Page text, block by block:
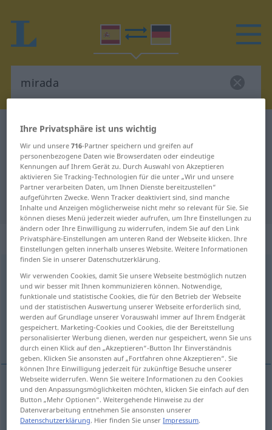
Spanisch-Deutsch Wörterbuch
Spanisch-Deutsch Übersetzung für
"mirada"
"mirada" Deutsch Übersetzung
„mirada“: femenino
mirada [miˈraða] f
Übersicht aller Übersetzungen
(Für mehr Details die Übersetzung anklicken/antippen)
Blick
Blickm mirada
Ihre Privatsphäre ist uns wichtig
Wir und unsere716-Partner speichern und greifen auf
personenbezogene Daten wie Browserdaten oder eindeutige
Kennungen auf Ihrem Gerät zu. Durch Auswahl von Akzeptieren
aktivieren Sie Tracking-Technologien für die unter „Wir und unsere
Partner verarbeiten Daten, um Ihnen Dienste bereitzustellen“
aufgeführten Zwecke. Wenn Tracker deaktiviert sind, sind manche
Inhalte und Anzeigen möglicherweise nicht mehr so relevant für Sie. Sie
können dieses Menü jederzeit wieder aufrufen, um Ihre Einstellungen zu
ändern oder Ihre Einwilligung zu widerrufen, indem Sie auf den Link
Privatsphäre-Einstellungen am unteren Rand der Webseite klicken. Ihre
Einstellungen gelten innerhalb unseres Website. Weitere Informationen
finden Sie in unserer Datenschutzerklärung.
Wir verwenden Cookies, damit Sie unsere Webseite bestmöglich nutzen
und wir besser mit Ihnen kommunizieren können. Notwendige,
funktionale und statistische Cookies, die für den Betrieb der Webseite
und der statistischen Auswertung unserer Webseite erforderlich sind,
werden auf Grundlage unserer Vorauswahl immer auf Ihrem Endgerät
gespeichert. Marketing-Cookies und Cookies, die der Bereitstellung
personalisierter Werbung dienen, werden nur gespeichert, wenn Sie uns
durch einen Klick auf den „Akzeptieren“-Button Ihr Einverständnis
geben. Klicken Sie ansonsten auf „Fortfahren ohne Akzeptieren“. Sie
können Ihre Einwilligung jederzeit für zukünftige Besuche unserer
Webseite widerrufen. Wenn Sie weitere Informationen zu den Cookies
und den Anpassungsmöglichkeiten möchten, klicken Sie einfach auf den
Button „Mehr Optionen“. Weitergehende Hinweise zu der
Datenverarbeitung entnehmen Sie ansonsten unserer
Datenschutzerklärung. Hier finden Sie unserImpressum.